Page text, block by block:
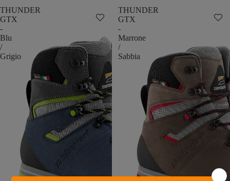
THUNDER
GTX
-
Blu
/
Grigio
THUNDER
GTX
-
Marrone
/
Sabbia